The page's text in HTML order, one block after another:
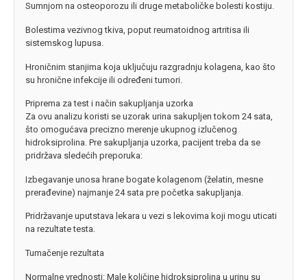
Sumnjom na osteoporozu ili druge metaboličke bolesti kostiju.
Bolestima vezivnog tkiva, poput reumatoidnog artritisa ili
sistemskog lupusa.
Hroničnim stanjima koja uključuju razgradnju kolagena, kao što
su hronične infekcije ili određeni tumori.
Priprema za test i način sakupljanja uzorka
Za ovu analizu koristi se uzorak urina sakupljen tokom 24 sata,
što omogućava precizno merenje ukupnog izlučenog
hidroksiprolina. Pre sakupljanja uzorka, pacijent treba da se
pridržava sledećih preporuka:
Izbegavanje unosa hrane bogate kolagenom (želatin, mesne
prerađevine) najmanje 24 sata pre početka sakupljanja.
Pridržavanje uputstava lekara u vezi s lekovima koji mogu uticati
na rezultate testa.
Tumačenje rezultata
Normalne vrednosti: Male količine hidroksiprolina u urinu su